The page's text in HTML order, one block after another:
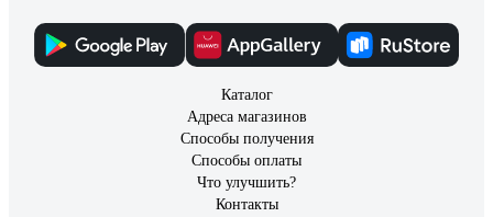
Каталог
Адреса магазинов
Способы получения
Способы оплаты
Что улучшить?
Контакты